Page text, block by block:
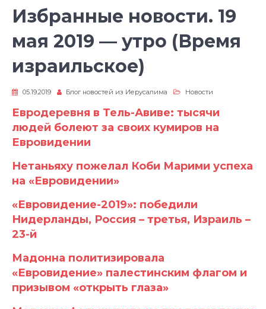
Избранные новости. 19
мая 2019 — утро (Время
израильское)
05.19.2019 Блог новостей из Иерусалима Новости
Евродеревня в Тель-Авиве: тысячи
людей болеют за своих кумиров на
Евровидении
Нетаньяху пожелал Коби Марими успеха
на «Евровидении»
«Евровидение-2019»: победили
Нидерланды, Россия – третья, Израиль –
23-й
Мадонна политизировала
«Евровидение» палестинским флагом и
призывом «открыть глаза»